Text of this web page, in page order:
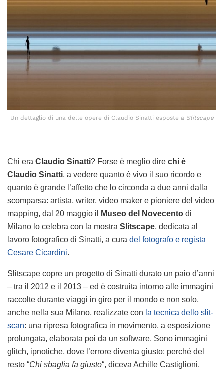
Un dettaglio di una delle opere di Claudio Sinatti esposte a Slitscape
Chi era Claudio Sinatti? Forse è meglio dire chi è
Claudio Sinatti, a vedere quanto è vivo il suo ricordo e
quanto è grande l’affetto che lo circonda a due anni dalla
scomparsa: artista, writer, video maker e pioniere del video
mapping, dal 20 maggio il
Museo del Novecento di
Milano lo celebra con la mostra Slitscape, dedicata al
lavoro fotografico di Sinatti, a cura del fotografo e regista
Cesare Cicardini.
Slitscape copre un progetto di Sinatti durato un paio d’anni
– tra il 2012 e il 2013 – ed è costruita intorno alle immagini
raccolte durante viaggi in giro per il mondo e non solo,
anche nella sua Milano, realizzate con la tecnica dello slit-
scan: una ripresa fotografica in movimento, a esposizione
prolungata, elaborata poi da un software. Sono immagini
glitch, ipnotiche, dove l’errore diventa giusto: perché del
resto “Chi sbaglia fa giusto“, diceva Achille Castiglioni.